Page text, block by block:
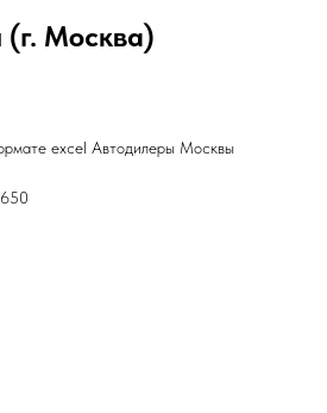
Москва)
excel Автодилеры Москвы